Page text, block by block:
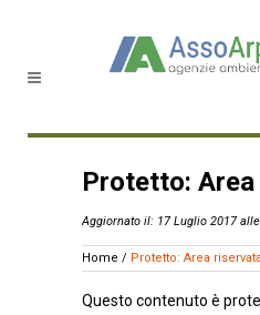
Protetto:
Aggiornato il: 17 Luglio 2017
Home / Protetto: Area riservata
Questo contenuto è